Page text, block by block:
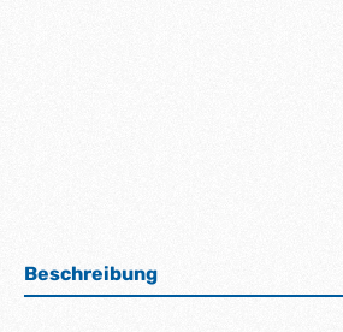
Beschreibung